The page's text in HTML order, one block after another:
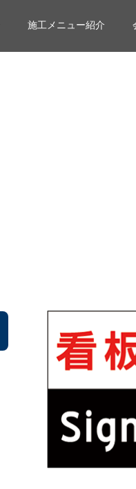
施工メニュー紹介